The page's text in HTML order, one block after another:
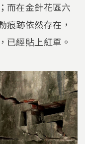
而在金針花區六
痕跡依然存在，
已經貼上紅單。